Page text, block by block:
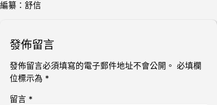
編纂：舒信
發佈留言
發佈留言必須填寫的電子郵件地址不會公開。 必填欄
位標示為 *
留言 *